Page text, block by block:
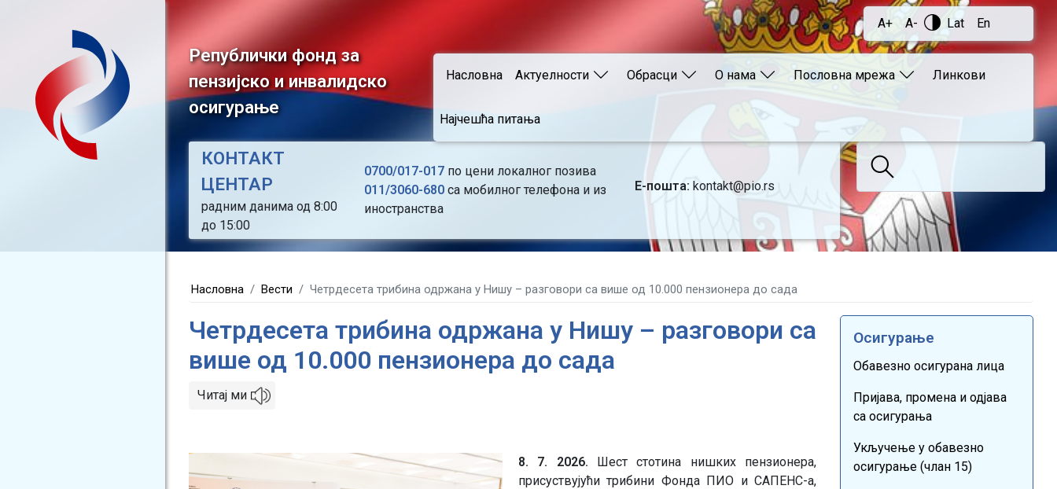
main
Републички фонд за
пензијско и инвалидско
осигурање
A+ A- Lat En
Main navigation
Насловна Актуелности Обрасци О нама Пословна мрежа Линкови
Најчешћа питања
КОНТАКТ
ЦЕНТАР
радним данима од 8:00
до 15:00
0700/017-017по цени локалног позива
011/3060-680са мобилног телефона и из
иностранства
Е-пошта: kontakt@pio.rs
Насловна Вести Четрдесета трибина одржана у Нишу – разговори са више од 10.000 пензионера до сада
Четрдесета трибина одржана у Нишу – разговори са
више од 10.000 пензионера до сада
Читај ми
8. 7. 2026. Шест стотина нишких пензионера,
присуствујући трибини Фонда ПИО и САПЕНС-а,
Осигурање
Обавезно осигурана лица
Пријава, промена и одјава
са осигурања
Укључење у обавезно
осигурање (члан 15)